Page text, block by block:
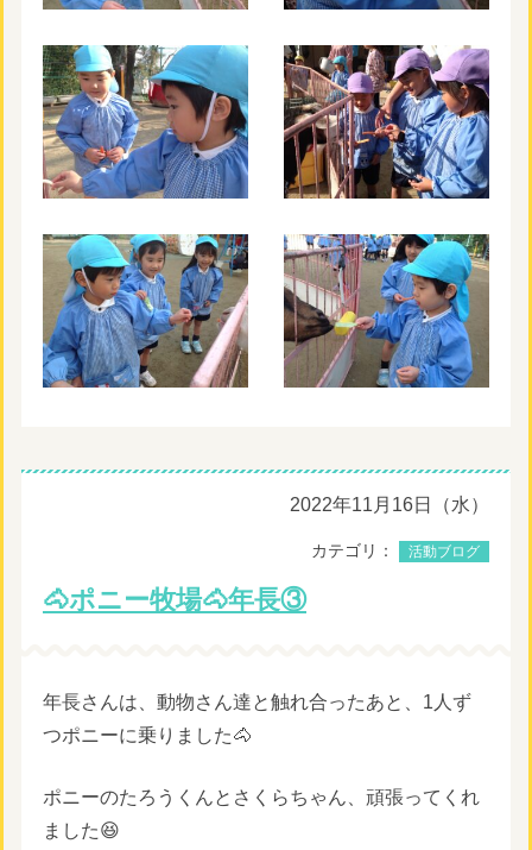
2022年11月16日（水）
カテゴリ： 活動ブログ
🐴ポニー牧場🐴年長③
年長さんは、動物さん達と触れ合ったあと、1人ず
つポニーに乗りました🐴
ポニーのたろうくんとさくらちゃん、頑張ってくれ
ました😆